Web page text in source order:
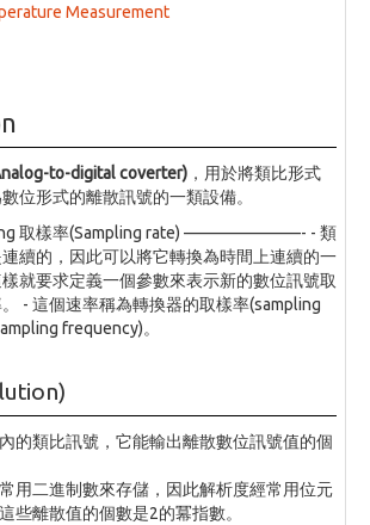
Measurement
to-digital coverter) ，用於將類比形式
位形式的離散訊號的一類設備。
取樣率(Sampling rate) ———————- - 類
續的，因此可以將它轉換為時間上連續的一
就要求定義一個參數來表示新的數位訊號取
- 這個速率稱為轉換器的取樣率(sampling
frequency)。
的類比訊號，它能輸出離散數位訊號值的個
用二進制數來存儲，因此解析度經常用位元
些離散值的個數是2的冪指數。